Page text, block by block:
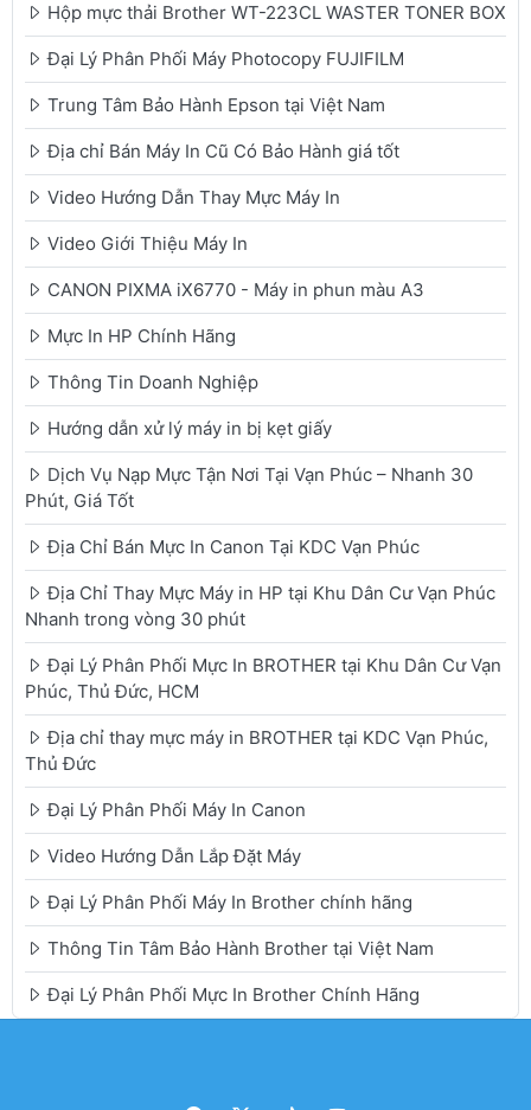
Hộp mực thải Brother WT-223CL WASTER TONER BOX
Đại Lý Phân Phối Máy Photocopy FUJIFILM
Trung Tâm Bảo Hành Epson tại Việt Nam
Địa chỉ Bán Máy In Cũ Có Bảo Hành giá tốt
Video Hướng Dẫn Thay Mực Máy In
Video Giới Thiệu Máy In
CANON PIXMA iX6770 - Máy in phun màu A3
Mực In HP Chính Hãng
Thông Tin Doanh Nghiệp
Hướng dẫn xử lý máy in bị kẹt giấy
Dịch Vụ Nạp Mực Tận Nơi Tại Vạn Phúc – Nhanh 30
Phút, Giá Tốt
Địa Chỉ Bán Mực In Canon Tại KDC Vạn Phúc
Địa Chỉ Thay Mực Máy in HP tại Khu Dân Cư Vạn Phúc
Nhanh trong vòng 30 phút
Đại Lý Phân Phối Mực In BROTHER tại Khu Dân Cư Vạn
Phúc, Thủ Đức, HCM
Địa chỉ thay mực máy in BROTHER tại KDC Vạn Phúc,
Thủ Đức
Đại Lý Phân Phối Máy In Canon
Video Hướng Dẫn Lắp Đặt Máy
Đại Lý Phân Phối Máy In Brother chính hãng
Thông Tin Tâm Bảo Hành Brother tại Việt Nam
Đại Lý Phân Phối Mực In Brother Chính Hãng